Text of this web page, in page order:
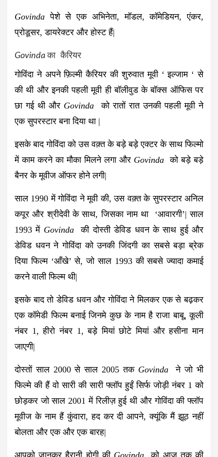
Govindaपेशे से एक अभिनेता, मॉडल, कॉमेडियन, एंकर,
प्रोडूसर, डायरेक्टर और होस्ट हैं|
Govindaका कैरियर
गोविंदा ने अपने फ़िल्मी कैरियर की शुरुवात मूवी ‘ इल्जाम ‘ से
की थी और इनकी पहली मूवी ही बॉलीवुड के बॉक्स ऑफिस पर
छा गई थी और Govindaको रातों रात उनकी पहली मूवी ने
एक सुपरस्टार बना दिया था |
इसके बाद गोविंदा को उस वक़्त के बड़े बड़े एक्टर के साथ फिल्मो
में काम करने का मौका मिलने लगा और Govindaको बड़े बड़े
बैनर के मूवीज ऑफर होने लगी|
साल 1990 में गोविंदा ने मूवी की, उस वक़्त के सुपरस्टार अनिल
कपूर और श्रीदेवी के साथ, जिसका नाम था ‘आवारगी’| साल
1993 में Govindaकी दोस्ती डेविड धवन के साथ हुई और
डेविड धवन ने गोविंदा को उनकी जिंदगी का सबसे बड़ा ब्रेक
दिया फिल्म ‘आँखे’ से, जो साल 1993 की सबसे ज्यादा कमाई
करने वाली फिल्म थी|
इसके बाद तो डेविड धवन और गोविंदा ने मिलकर एक से बढ़कर
एक कॉमेडी फिल्म बनाई जिनमे कुछ के नाम है राजा बाबू, कूली
नंबर 1, हीरो नंबर 1, बड़े मियां छोटे मियां और हसीना मान
जाएगी|
दोस्तों साल 2000 से साल 2005 तक Govindaने जो भी
फिल्मे की हैं वो सारी की सारी फ्लॉप हुईं सिर्फ जोड़ी नंबर 1 को
छोड़कर जो साल 2001 में रिलीज़ हुई थी और गोविंदा की फ्लॉप
मूवीज के नाम हैं कुंवारा, हद कर दी आपने, क्यूंकि मैं झूठ नहीं
बोलता और एक और एक बारह|
आपको जानकर हैरानी होगी की Govindaको आज तक की